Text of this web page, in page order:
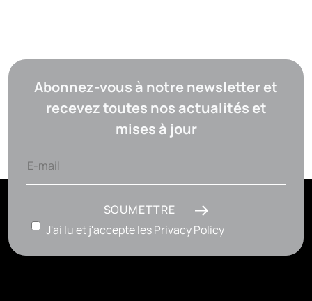
Abonnez-vous à notre newsletter et
recevez toutes nos actualités et
mises à jour
SOUMETTRE
J'ai lu et j'accepte lesPrivacy Policy